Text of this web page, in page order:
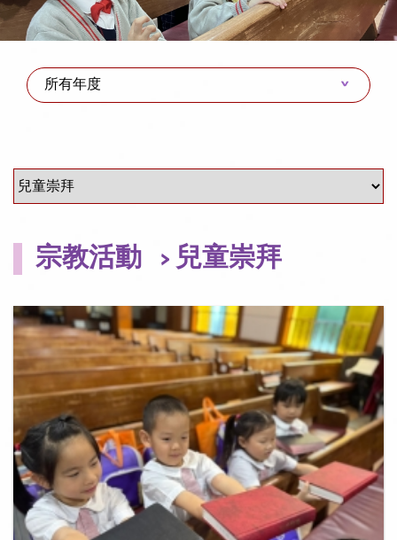
宗教活動 > 兒童崇拜